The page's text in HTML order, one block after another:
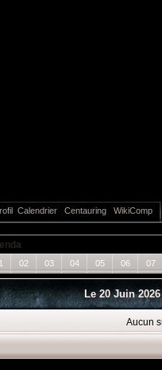
Calendrier Centauring WikiComp
02 03 04 05 06 07
Le 20 Juin
Aucun